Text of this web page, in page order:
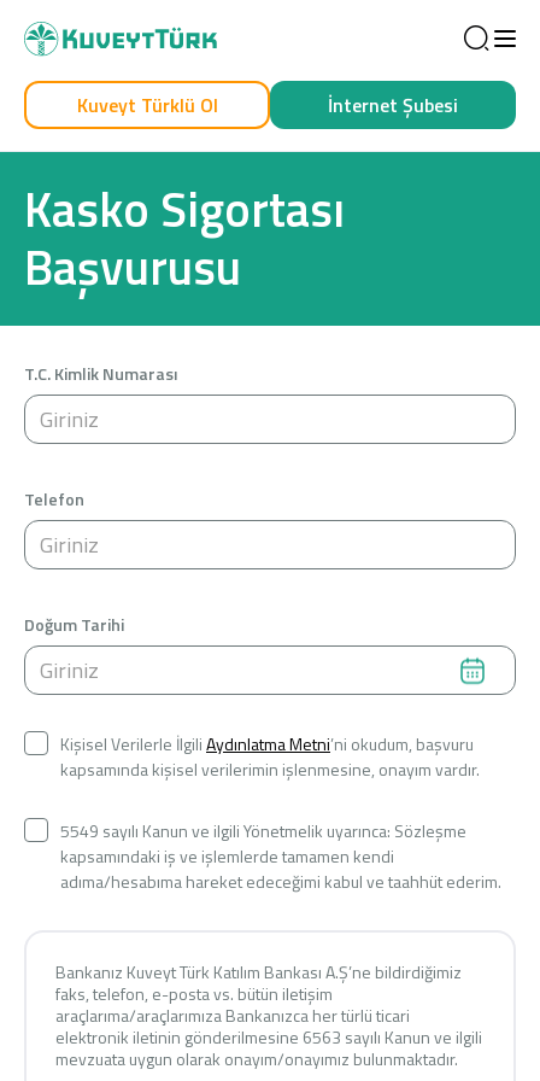
Kendim İçin
Sağlam Kart
Araç Finansmanı
Konut Finansmanı
Ticari Kartlar
Tarım Finansmanı
Yatırım
Kuveyt Türklü Ol İnternet Şubesi
Kasko Sigortası
Başvurusu
T.C. Kimlik Numarası
Telefon
Doğum Tarihi
Kişisel Verilerle İlgiliAydınlatma Metni’ni okudum, başvuru
kapsamında kişisel verilerimin işlenmesine, onayım vardır.
5549 sayılı Kanun ve ilgili Yönetmelik uyarınca: Sözleşme
kapsamındaki iş ve işlemlerde tamamen kendi
adıma/hesabıma hareket edeceğimi kabul ve taahhüt ederim.
Bankanız Kuveyt Türk Katılım Bankası A.Ş’ne bildirdiğimiz
faks, telefon, e-posta vs. bütün iletişim
araçlarıma/araçlarımıza Bankanızca her türlü ticari
elektronik iletinin gönderilmesine 6563 sayılı Kanun ve ilgili
mevzuata uygun olarak onayım/onayımız bulunmaktadır.